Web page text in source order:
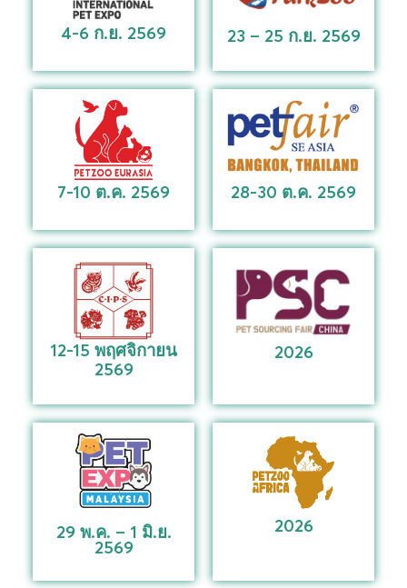
4-6 ก.ย. 2569 23 – 25 ก.ย. 2569
7-10 ต.ค. 2569 28-30 ต.ค. 2569
12-15 พฤศจิกายน
2569
2026
29 พ.ค. – 1 มิ.ย.
2569
2026